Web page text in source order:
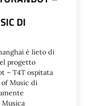
DI
è lieto di
progetto
– T4T ospitata
of Music di